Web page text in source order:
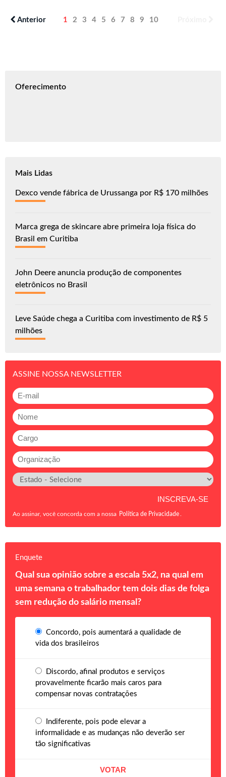
Anterior 1 2 3 4 5 6 7 8 9 10
Oferecimento
Mais Lidas
Dexco vende fábrica de Urussanga por R$ 170 milhões
Marca grega de skincare abre primeira loja física do
Brasil em Curitiba
John Deere anuncia produção de componentes
eletrônicos no Brasil
Leve Saúde chega a Curitiba com investimento de R$ 5
milhões
ASSINE NOSSA NEWSLETTER
Ao assinar, você concorda com a nossa Política de Privacidade
Enquete
Qual sua opinião sobre a escala 5x2, na qual em
uma semana o trabalhador tem dois dias de folga
sem redução do salário mensal?
Concordo, pois aumentará a qualidade de
vida dos brasileiros
Discordo, afinal produtos e serviços
provavelmente ficarão mais caros para
compensar novas contratações
Indiferente, pois pode elevar a
informalidade e as mudanças não deverão ser
tão significativas